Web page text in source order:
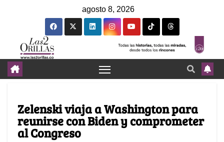
agosto 8, 2026
Zelenski viaja a Washington para
reunirse con Biden y comprometer
al Congreso